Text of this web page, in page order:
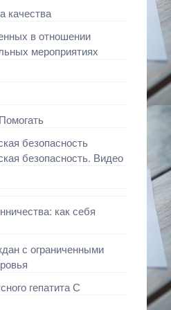
качества
в отношении
мероприятиях
безопасность
безопасность. Видео
как себя
с ограниченными
гепатита С